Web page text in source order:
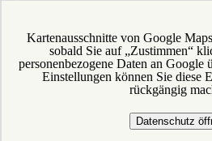
Kartenausschnitte von Google
sobald Sie auf „Zustimmen“
personenbezogene Daten an Google
Einstellungen können Sie diese
rückgängig
Datenschutz